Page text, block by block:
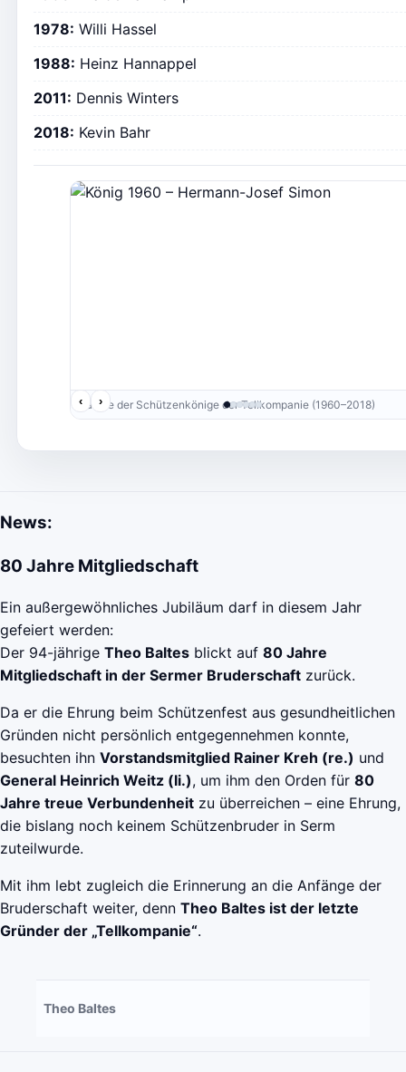
1978: Willi Hassel
1988: Heinz Hannappel
2011: Dennis Winters
2018: Kevin Bahr
‹ ›
Galerie der Schützenkönige der Tellkompanie (1960–2018)
News:
80 Jahre Mitgliedschaft
Ein außergewöhnliches Jubiläum darf in diesem Jahr
gefeiert werden:
Der 94-jährige Theo Baltes blickt auf 80 Jahre
Mitgliedschaft in der Sermer Bruderschaft zurück.
Da er die Ehrung beim Schützenfest aus gesundheitlichen
Gründen nicht persönlich entgegennehmen konnte,
besuchten ihn Vorstandsmitglied Rainer Kreh (re.) und
General Heinrich Weitz (li.), um ihm den Orden für 80
Jahre treue Verbundenheit zu überreichen – eine Ehrung,
die bislang noch keinem Schützenbruder in Serm
zuteilwurde.
Mit ihm lebt zugleich die Erinnerung an die Anfänge der
Bruderschaft weiter, denn Theo Baltes ist der letzte
Gründer der „Tellkompanie“.
Theo Baltes